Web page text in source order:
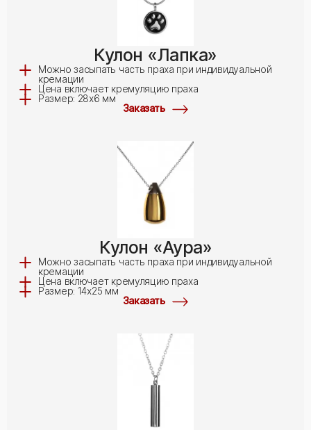
Кулон «Лапка»
Заказать
Можно засыпать часть праха при индивидуальной
кремации
Цена включает кремуляцию праха
Размер: 28х6 мм
Кулон «Аура»
Заказать
Можно засыпать часть праха при индивидуальной
кремации
Цена включает кремуляцию праха
Размер: 14х25 мм